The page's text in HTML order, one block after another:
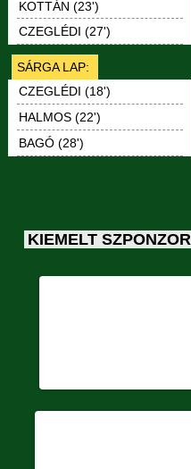
KOTTÁN (23')
CZEGLÉDI (27')
SÁRGA LAP:
CZEGLÉDI (18')
HALMOS (22')
BAGÓ (28')
KIEMELT SZPONZOR